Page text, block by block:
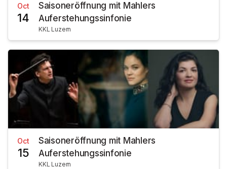
Oct
14
Saisoneröffnung mit Mahlers
Auferstehungssinfonie
KKL Luzern
Oct
15
Saisoneröffnung mit Mahlers
Auferstehungssinfonie
KKL Luzern